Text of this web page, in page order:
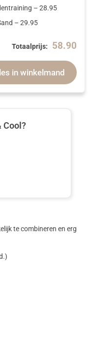
Totaalprijs: 58.90
in winkelmand
– 28.95
– 29.95
Cool?
te combineren en erg